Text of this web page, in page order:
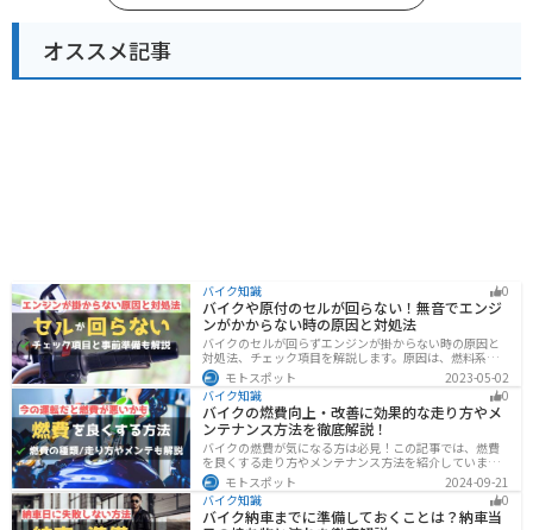
オススメ記事
バイク知識 0
バイクや原付のセルが回らない！無音でエンジ
ンがかからない時の原因と対処法
バイクのセルが回らずエンジンが掛からない時の原因と
対処法、チェック項目を解説します。原因は、燃料系・
電装系・その他に分かれますが、バッテリー上がりが原
因であることが多いです。その場合、押しがけやバッテ
リー復旧サービスなどを活用しましょう。事前にできる
対処準備についても解説します。
モトスポット
2023-05-02
バイク知識
0
バイクの燃費向上・改善に効果的な走り方やメ
ンテナンス方法を徹底解説！
バイクの燃費が気になる方は必見！この記事では、燃費
を良くする走り方やメンテナンス方法を紹介していま
す。実は、車体そのものや荷物を軽くすることで、燃費
の向上が可能です。この記事を読めば、燃費を改善する
具体的な方法がわかります。
モトスポット
2024-09-21
バイク知識
0
バイク納車までに準備しておくことは？納車当